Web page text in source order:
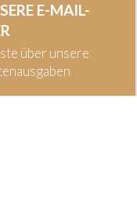
E-MAIL-
über unsere